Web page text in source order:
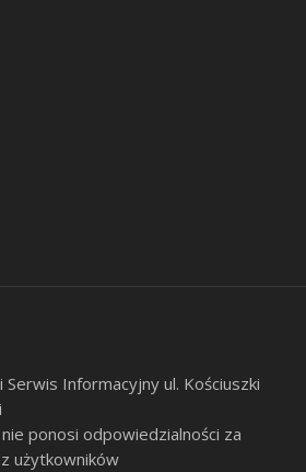
Serwis Informacyjny ul. Kościuszki
ponosi odpowiedzialności za
użytkowników